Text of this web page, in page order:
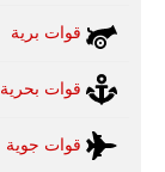
قوات برية
قوات بحرية
قوات جوية